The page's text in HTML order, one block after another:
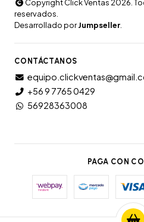
Copyright Click Ventas 2026.
reservados.
Desarrollado porJumpseller
CONTÁCTANOS
+56 9 7765 0429
56928363008
PAGA CON